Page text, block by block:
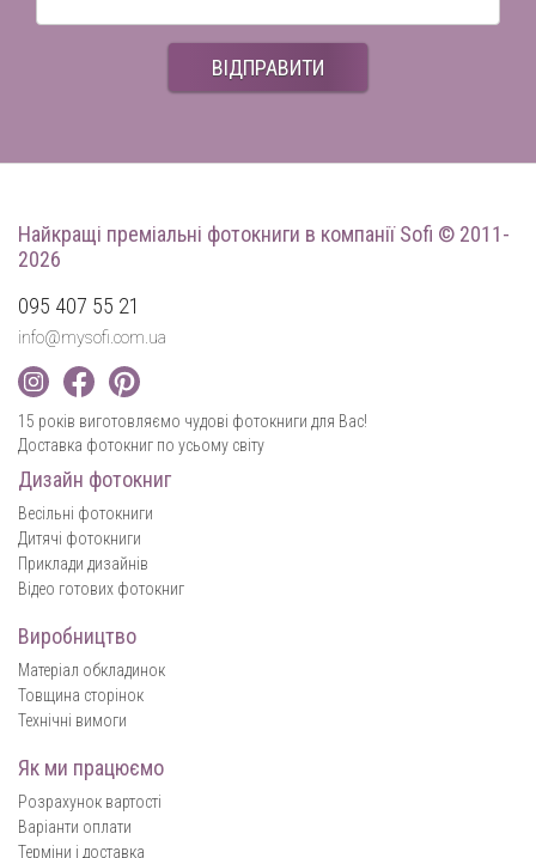
ВІДПРАВИТИ
Найкращі преміальні фотокниги в компанії Sofi © 2011-
2026
095 407 55 21
info@mysofi.com.ua
15 років виготовляємо чудові фотокниги для Вас!
Доставка фотокниг по усьому світу
Дизайн фотокниг
Весільні фотокниги
Дитячі фотокниги
Приклади дизайнів
Відео готових фотокниг
Виробництво
Матеріал обкладинок
Товщина сторінок
Технічні вимоги
Як ми працюємо
Розрахунок вартості
Варіанти оплати
Терміни і доставка